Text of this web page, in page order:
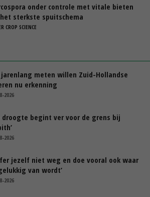
onder controle met vitale bieten
sterkste spuitschema
CROP SCIENCE
jarenlang meten willen Zuid-Hollandse
nu erkenning
2026
droogte begint ver voor de grens bij
2026
jezelf niet weg en doe vooral ook waar
van wordt’
2026